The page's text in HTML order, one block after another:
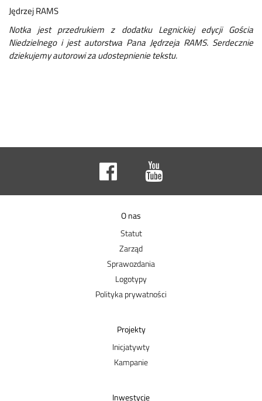
Jędrzej RAMS
Notka jest przedrukiem z dodatku Legnickiej edycji Gościa
Niedzielnego i jest autorstwa Pana Jędrzeja RAMS. Serdecznie
dziekujemy autorowi za udostepnienie tekstu.
O nas
Statut
Zarząd
Sprawozdania
Logotypy
Polityka prywatności
Projekty
Inicjatywty
Kampanie
Inwestycje